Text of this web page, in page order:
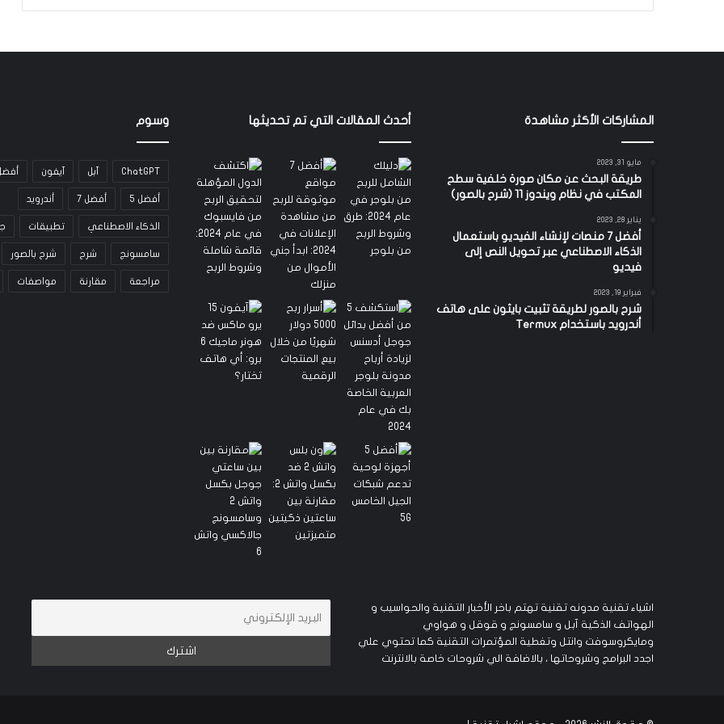
المشاركات الأكثر مشاهدة
مايو 31, 2023
طريقة البحث عن مكان صورة خلفية سطح
المكتب في نظام ويندوز 11 (شرح بالصور)
يناير 28, 2023
أفضل 7 منصات لإنشاء الفيديو باستعمال
الذكاء الاصطناعي عبر تحويل النص إلى
فيديو
فبراير 19, 2023
شرح بالصور لطريقة تثبيت بايثون على هاتف
أندرويد باستخدام Termux
أحدث المقالات التي تم تحديثها وسوم
ChatGPT آبل آيفون
أفضل 5 أفضل 7 أندرويد
الذكاء الاصطناعي تطبيقات
سامسونج شرح شرح بالصور
مراجعة مقارنة مواصفات
اشياء تقنية مدونه تقنية تهتم باخر الأخبار التقنية والحواسيب و
الهواتف الذكية آبل و سامسونج و قوقل و هواوي
ومايكروسوفت وانتل وتغطية المؤتمرات التقنية كما تحتوي علي
اجدد البرامج وشروحاتها ، بالاضافة الي شروحات خاصة بالانترنت